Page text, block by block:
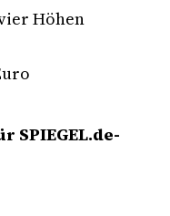
Höhen
SPIEGEL.de-